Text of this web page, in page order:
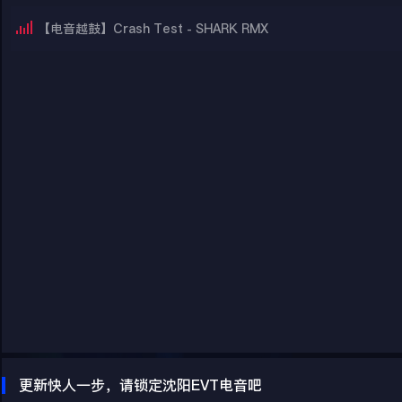
【电音越鼓】Crash Test - SHARK RMX
更新快人一步，请锁定沈阳EVT电音吧